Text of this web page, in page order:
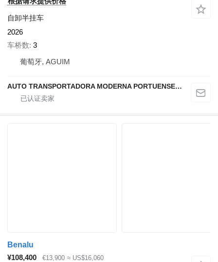
自卸半挂车
2026
车桥数 3
葡萄牙, AGUIM
AUTO TRANSPORTADORA MODERNA PORTUENSE SA
Benalu
¥108,400
€13,900 ≈ US$16,060